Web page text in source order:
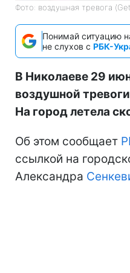
Фото: воздушная тревога
Понимай ситуацию
не слухов с РБК-
В Николаеве 29
воздушной
На город летела
Об этом сообщает
ссылкой на
Александра